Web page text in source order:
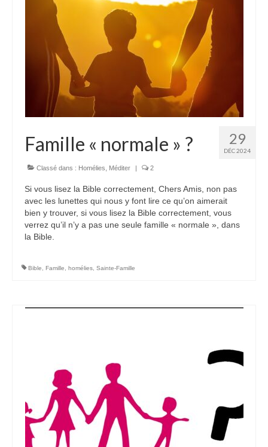
29
DÉC 2024
Famille « normale » ?
Classé dans : Homélies Méditer | 2
Si vous lisez la Bible correctement, Chers Amis, non pas
avec les lunettes qui nous y font lire ce qu’on aimerait
bien y trouver, si vous lisez la Bible correctement, vous
verrez qu’il n’y a pas une seule famille « normale », dans
la Bible.
Bible Famille homélies Sainte-Famille